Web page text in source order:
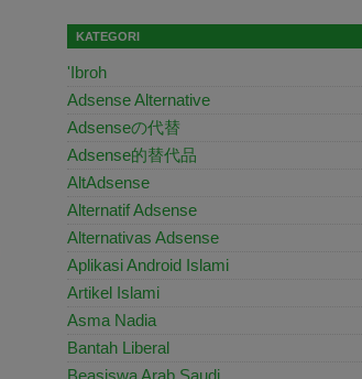
KATEGORI
'Ibroh
Adsense Alternative
Adsenseの代替
Adsense的替代品
AltAdsense
Alternatif Adsense
Alternativas Adsense
Aplikasi Android Islami
Artikel Islami
Asma Nadia
Bantah Liberal
Beasiswa Arab Saudi